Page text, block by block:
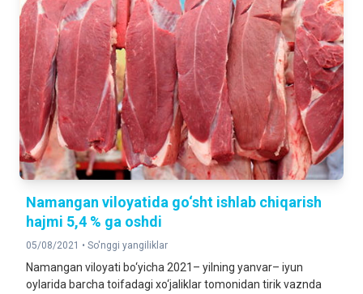
Namangan viloyatida go‘sht ishlab chiqarish
hajmi 5,4 % ga oshdi
05/08/2021 • So'nggi yangiliklar
Namangan viloyati bo‘yicha 2021– yilning yanvar– iyun
oylarida barcha toifadagi xo‘jaliklar tomonidan tirik vaznda